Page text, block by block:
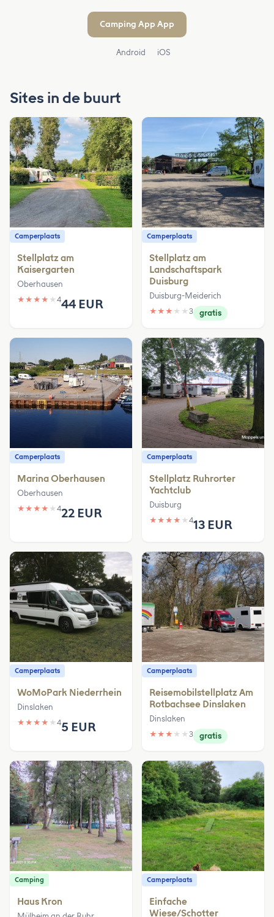
Camping App App
Android iOS
Sites in de buurt
Camperplaats
Stellplatz am
Kaisergarten
Oberhausen
★ ★ ★ ★ ★ 444 EUR
Camperplaats
Stellplatz am
Landschaftspark
Duisburg
Duisburg-Meiderich
★ ★ ★ ★ ★ 3 gratis
Camperplaats
Marina Oberhausen
Oberhausen
★ ★ ★ ★ ★ 422 EUR
Camperplaats
Stellplatz Ruhrorter
Yachtclub
Duisburg
★ ★ ★ ★ ★ 413 EUR
Camperplaats
WoMoPark Niederrhein
Dinslaken
★ ★ ★ ★ ★ 45 EUR
Camperplaats
Reisemobilstellplatz Am
Rotbachsee Dinslaken
Dinslaken
★ ★ ★ ★ ★ 3 gratis
Camping
Haus Kron
Camperplaats
Einfache
Wiese/Schotter